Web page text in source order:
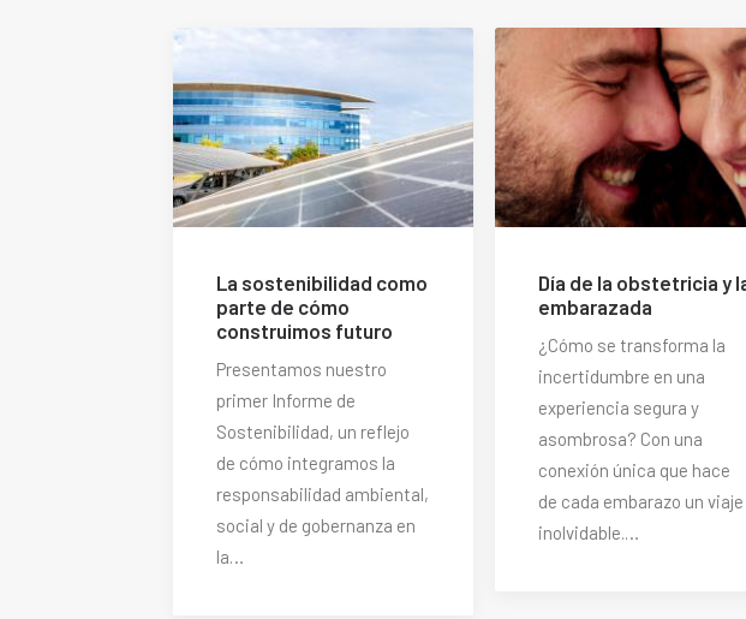
La sostenibilidad como
parte de cómo
construimos futuro
Presentamos nuestro
primer Informe de
Sostenibilidad, un reflejo
de cómo integramos la
responsabilidad ambiental,
social y de gobernanza en
la…
Día de la obstetricia y
embarazada
¿Cómo se transforma la
incertidumbre en una
experiencia segura y
asombrosa? Con una
conexión única que hace
de cada embarazo un viaje
inolvidable.…